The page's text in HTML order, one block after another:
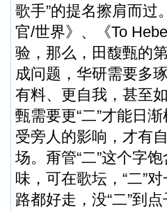
歌手”的提名擦肩而过
官/世界》、《To
验，那么，田馥甄的
成问题，华研需要多
有料、更自我，甚至
甄需要更“二”才能日
受旁人的影响，才有
场。甭管“二”这个字
味，可在歌坛，“二”
路都好走，没“二”到